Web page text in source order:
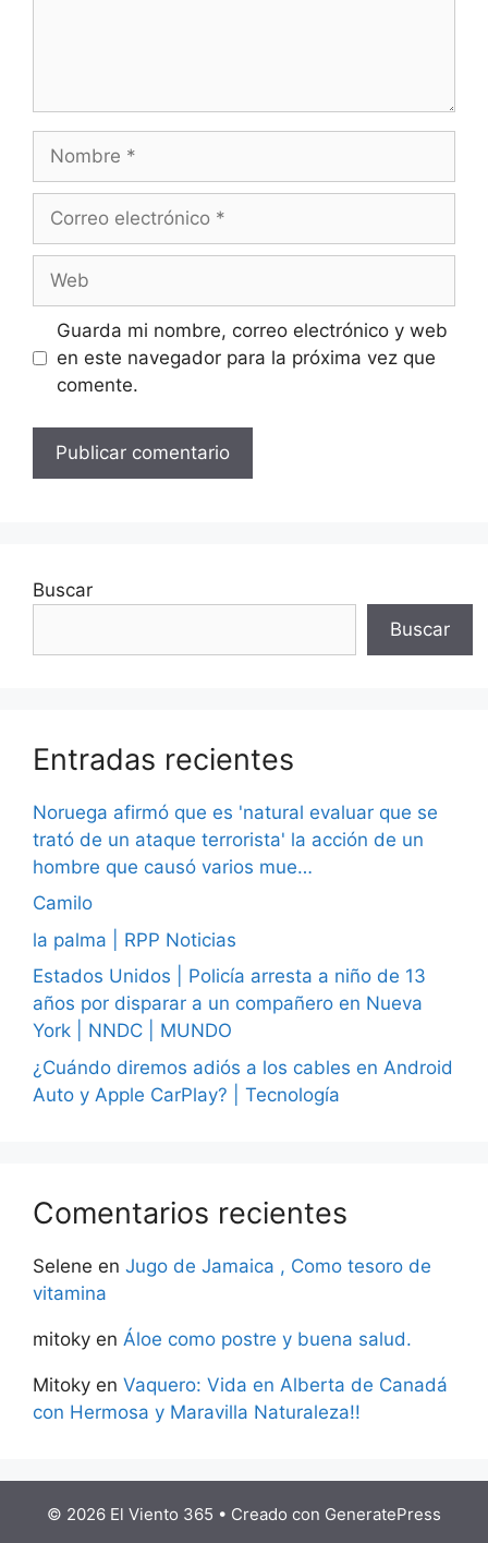
Nombre
Correo
Web
Guarda mi nombre, correo electrónico y web
en este navegador para la próxima vez que
comente.
Buscar
Buscar
Entradas recientes
Noruega afirmó que es 'natural evaluar que se
trató de un ataque terrorista' la acción de un
hombre que causó varios mue…
Camilo
la palma | RPP Noticias
Estados Unidos | Policía arresta a niño de 13
años por disparar a un compañero en Nueva
York | NNDC | MUNDO
¿Cuándo diremos adiós a los cables en Android
Auto y Apple CarPlay? | Tecnología
Comentarios recientes
Selene en Jugo de Jamaica , Como tesoro de
vitamina
mitoky en Áloe como postre y buena salud.
Mitoky en Vaquero: Vida en Alberta de Canadá
con Hermosa y Maravilla Naturaleza!!
© 2026 El Viento 365 • Creado con GeneratePress